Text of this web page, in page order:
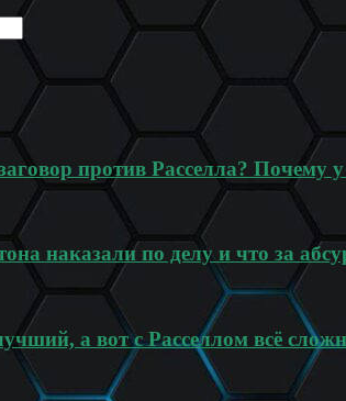
против Расселла?
наказали по делу и что за
а вот с Расселлом всё